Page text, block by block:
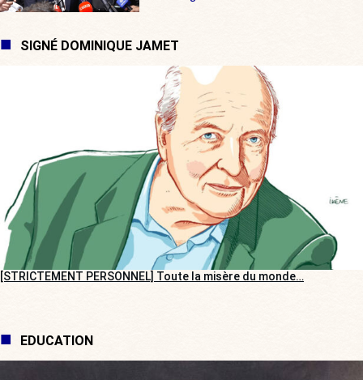
SIGNÉ DOMINIQUE JAMET
[STRICTEMENT PERSONNEL] Toute la misère du monde…
EDUCATION